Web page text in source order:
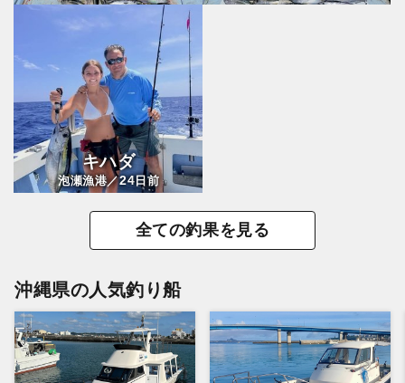
キハダ
泡瀬漁港／24日前
全ての釣果を見る
沖縄県の人気釣り船